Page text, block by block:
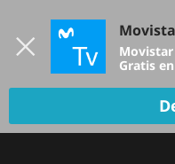
Movistar
Gratis